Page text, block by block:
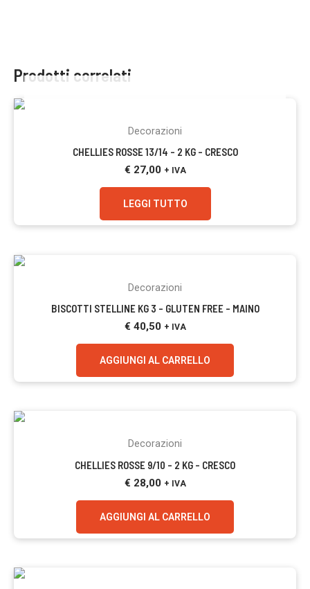
Prodotti correlati
Decorazioni
CHELLIES ROSSE 13/14 – 2 KG – CRESCO
€ 27,00 + IVA
LEGGI TUTTO
Decorazioni
BISCOTTI STELLINE KG 3 – GLUTEN FREE – MAINO
€ 40,50 + IVA
AGGIUNGI AL CARRELLO
Decorazioni
CHELLIES ROSSE 9/10 – 2 KG – CRESCO
€ 28,00 + IVA
AGGIUNGI AL CARRELLO